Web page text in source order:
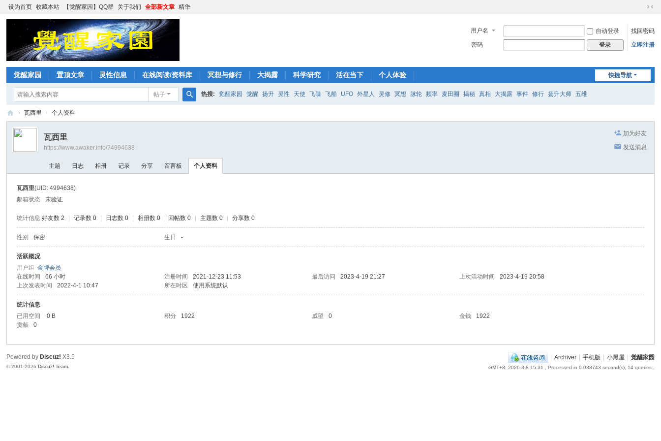
设为首页 收藏本站 【觉醒家园】QQ群 关于我们 全部新文章 精华
切
到
窄
用户名 自动登录
找回密码
密码
登录 立即注册
快捷导航
觉醒家园 置顶文章 灵性信息 在线阅读/资料库 冥想与修行 大揭露 科学研究 活在当下 个人体验
帖子
索
热搜: 觉醒家园 觉醒 扬升 灵性 天使 飞碟 飞船 UFO 外星人 灵修 冥想 脉轮 频率 麦田圈 揭秘 真相 大揭露 事件 修行 扬升大师 五维
觉
家
› 瓦西里 › 个人资料
加为好友
发送消息
瓦西里
https://www.awaker.info/?4994638
主题 日志 相册 记录 分享 留言板 个人资料
瓦西里(UID: 4994638)
邮箱状态
未验证
统计信息 好友数 2 记录数 0 日志数 0 相册数 0 回帖数 0 主题数 0 分享数 0
性别 保密 生日 -
活跃概况
用户组金牌会员
在线时间
66 小时 注册时间 2021-12-23 11:53 最后访问 2023-4-19 21:27 上次活动时间
2023-4-19 20:58
上次发表时间
2022-4-1 10:47 所在时区 使用系统默认
统计信息
已用空间
0 B 积分 1922 威望 0 金钱
1922
贡献
0
| Archiver | 手机版 | 小黑屋 | 觉醒家园
GMT+8, 2026-8-8 15:31 , Processed in 0.038743 second(s), 14 queries .
Powered by Discuz! X3.5
© 2001-2026Discuz! Team